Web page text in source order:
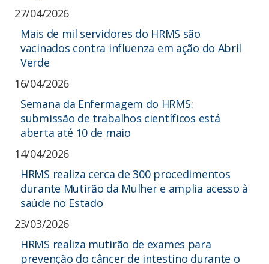
27/04/2026
Mais de mil servidores do HRMS são
vacinados contra influenza em ação do Abril
Verde
16/04/2026
Semana da Enfermagem do HRMS:
submissão de trabalhos científicos está
aberta até 10 de maio
14/04/2026
HRMS realiza cerca de 300 procedimentos
durante Mutirão da Mulher e amplia acesso à
saúde no Estado
23/03/2026
HRMS realiza mutirão de exames para
prevenção do câncer de intestino durante o